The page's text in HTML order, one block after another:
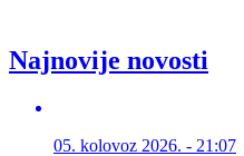
Najnovije novosti
05. kolovoz 2026. - 21:07